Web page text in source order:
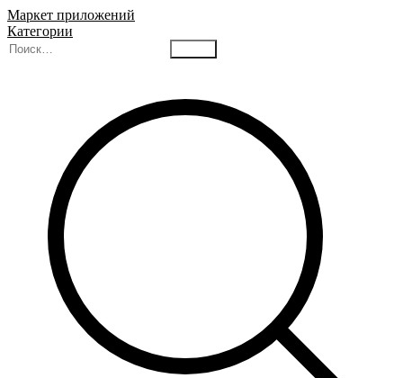
Маркет приложений
Категории